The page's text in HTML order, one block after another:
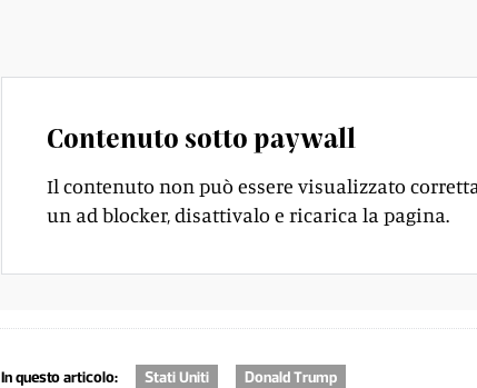
Contenuto sotto paywall
Il contenuto non può essere visualizzato
un ad blocker, disattivalo e ricarica la pagina.
In questo articolo: Stati Uniti Donald Trump